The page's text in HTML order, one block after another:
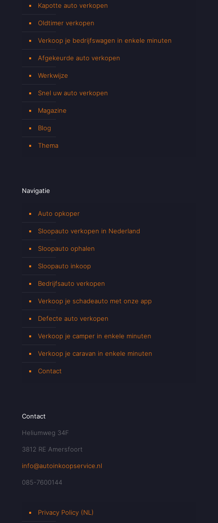
Kapotte auto verkopen
Oldtimer verkopen
Verkoop je bedrijfswagen in enkele minuten
Afgekeurde auto verkopen
Werkwijze
Snel uw auto verkopen
Magazine
Blog
Thema
Navigatie
Auto opkoper
Sloopauto verkopen in Nederland
Sloopauto ophalen
Sloopauto inkoop
Bedrijfsauto verkopen
Verkoop je schadeauto met onze app
Defecte auto verkopen
Verkoop je camper in enkele minuten
Verkoop je caravan in enkele minuten
Contact
Contact
Heliumweg 34F
3812 RE Amersfoort
info@autoinkoopservice.nl
085-7600144
Privacy Policy (NL)